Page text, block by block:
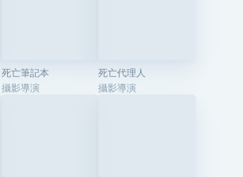
死亡筆記本
攝影導演
死亡代理人
攝影導演